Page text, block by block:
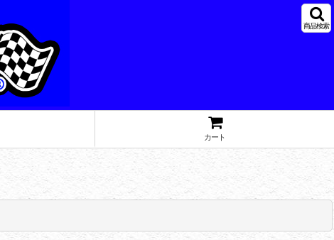
商品検索
カート